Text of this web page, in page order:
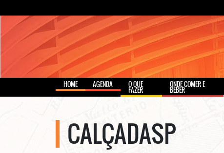
HOME AGENDA O QUE
FAZER
ONDE COMER E
BEBER
CALÇADASP